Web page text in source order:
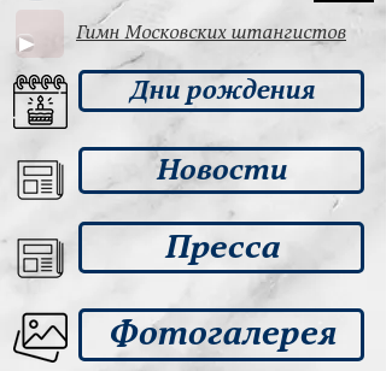
Гимн Московских штангистов
Дни рождения
Новости
Пресса
Фотогалерея